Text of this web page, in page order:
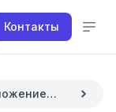
Контакты